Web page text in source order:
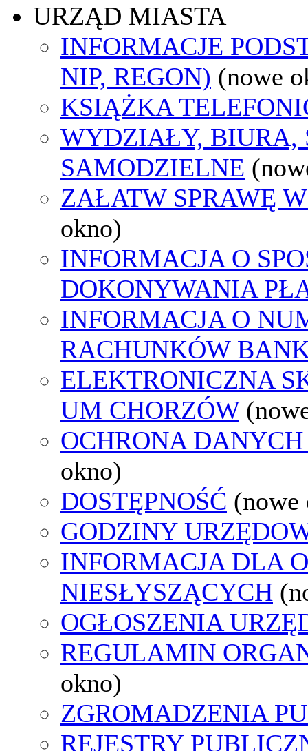
URZĄD MIASTA
INFORMACJE
NIP, REGON) (nowe
KSIĄŻKA
WYDZIAŁY, BIURA,
SAMODZIELNE
ZAŁATW SPRAWĘ
okno)
INFORMACJA O
DOKONYWANIA
INFORMACJA O
RACHUNKÓW
ELEKTRONICZNA
UM CHORZÓW
OCHRONA
okno)
DOSTĘPNOŚĆ (nowe
GODZINY
INFORMACJA DLA
NIESŁYSZĄCYCH
OGŁOSZENIA
REGULAMIN
okno)
ZGROMADZENIA
REJESTRY